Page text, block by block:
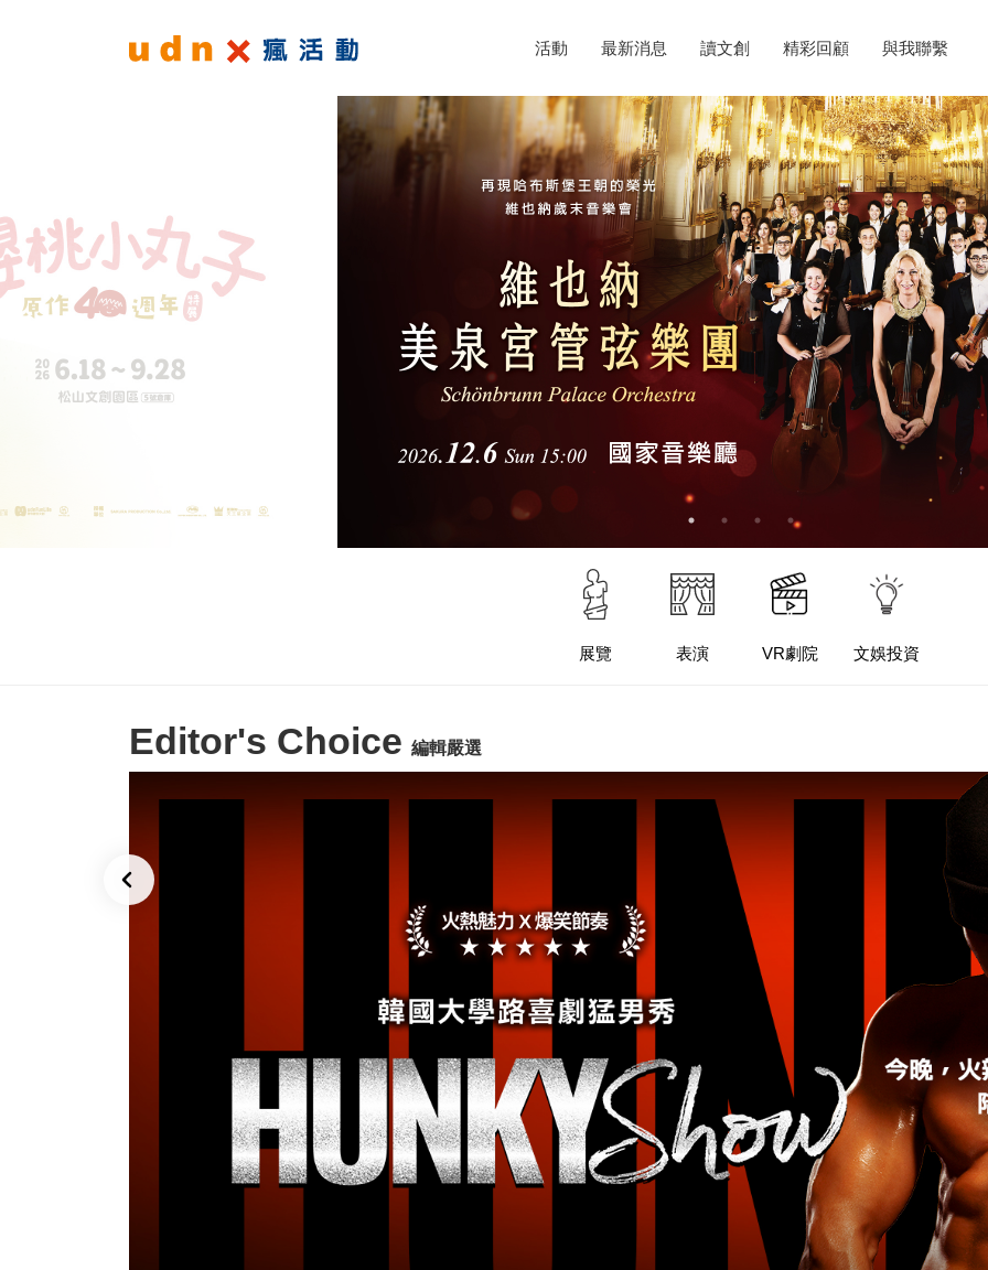
活動 最新消息 讀文創 精彩回顧 與我聯繫
展覽 表演 VR劇院 文娛投資
Editor's Choice 編輯嚴選